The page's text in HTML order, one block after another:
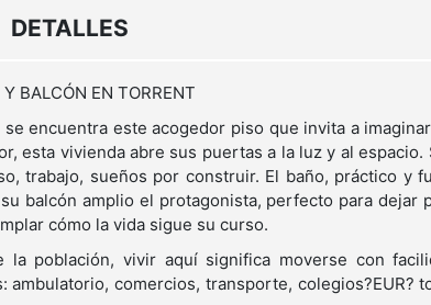
DETALLES
BALCÓN EN TORRENT
encuentra este acogedor piso que invita a
esta vivienda abre sus puertas a la luz y al espacio.
trabajo, sueños por construir. El baño, práctico y
balcón amplio el protagonista, perfecto para dejar
cómo la vida sigue su curso.
población, vivir aquí significa moverse con
comercios, transporte, colegios?EUR?